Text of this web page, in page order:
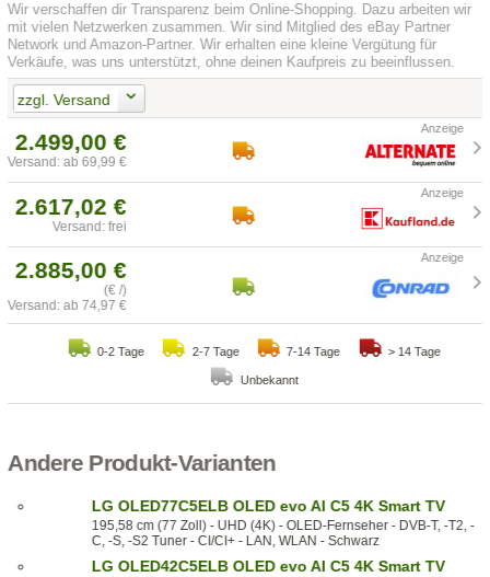
Wir verschaffen dir Transparenz beim Online-Shopping. Dazu arbeiten wir
mit vielen Netzwerken zusammen. Wir sind Mitglied des eBay Partner
Network und Amazon-Partner. Wir erhalten eine kleine Vergütung für
Verkäufe, was uns unterstützt, ohne deinen Kaufpreis zu beeinflussen.
zzgl. Versand
2.499,00 €
Versand: ab 69,99 €
2.617,02 €
Versand: frei
2.885,00 €
(€ /)
Versand: ab 74,97 €
0-2 Tage 2-7 Tage 7-14 Tage > 14 Tage
Unbekannt
Andere Produkt-Varianten
LG OLED77C5ELB OLED evo AI C5 4K Smart TV
195,58 cm (77 Zoll) - UHD (4K) - OLED-Fernseher - DVB-T, -T2, -
C, -S, -S2 Tuner - CI/CI+ - LAN, WLAN - Schwarz
LG OLED42C5ELB OLED evo AI C5 4K Smart TV